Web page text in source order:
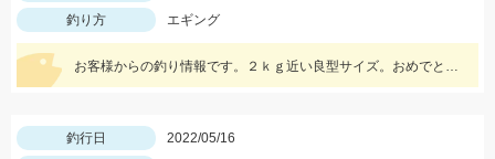
釣り方
エギング
お客様からの釣り情報です。２ｋｇ近い良型サイズ。おめでとうございます。
釣行日
2022/05/16